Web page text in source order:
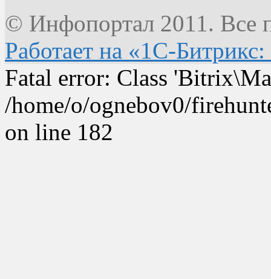
© Инфопортал 2011. Все
Работает на «1С-
Fatal error: Class
/home/o/ognebov0/
on line 182